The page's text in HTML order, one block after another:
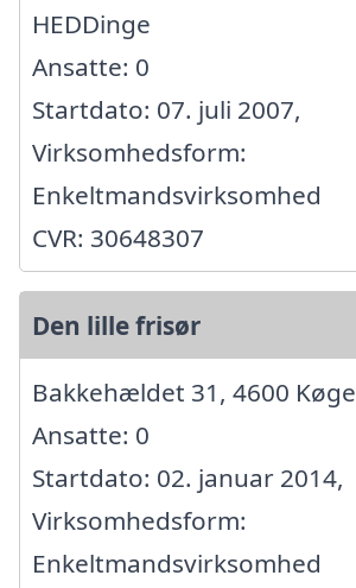
HEDDinge
Ansatte: 0
Startdato: 07. juli 2007,
Virksomhedsform:
Enkeltmandsvirksomhed
CVR: 30648307
Den lille frisør
Bakkehældet 31, 4600 Køge
Ansatte: 0
Startdato: 02. januar 2014,
Virksomhedsform:
Enkeltmandsvirksomhed